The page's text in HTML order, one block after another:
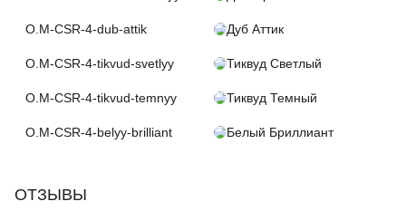
O.M-CSR-4-dub-attik Дуб Аттик
O.M-CSR-4-tikvud-svetlyy Тиквуд Светлый
O.M-CSR-4-tikvud-temnyy Тиквуд Темный
O.M-CSR-4-belyy-brilliant Белый Бриллиант
ОТЗЫВЫ